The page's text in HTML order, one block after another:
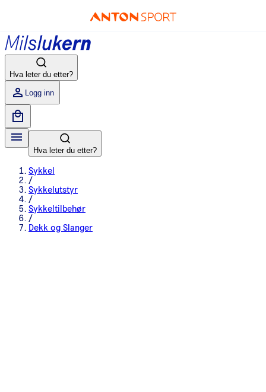
Hva leter du etter?
Logg inn
Hva leter du etter?
Sykkel
/
Sykkelutstyr
/
Sykkeltilbehør
/
Dekk og Slanger